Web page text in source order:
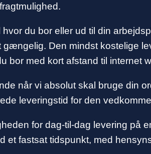
du bor eller ud til din
Den mindst kostelige
bor med kort afstand til internet
når vi absolut skal bruge din
leveringstid for den
for dag-til-dag levering på
et fastsat tidspunkt, med